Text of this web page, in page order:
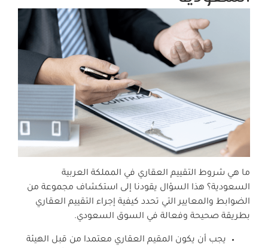
ما هي شروط التقييم العقاري في المملكة العربية
السعودية؟ هذا السؤال يقودنا إلى استكشاف مجموعة من
الضوابط والمعايير التي تحدد كيفية إجراء التقييم العقاري
بطريقة صحيحة وفعالة في السوق السعودي.
يجب أن يكون المقيم العقاري معتمدا من قبل الهيئة